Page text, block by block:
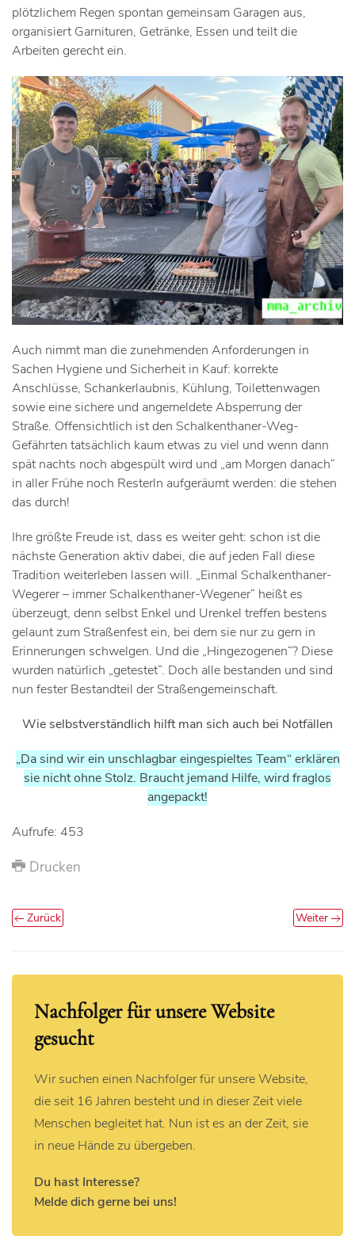
plötzlichem Regen spontan gemeinsam Garagen aus,
organisiert Garnituren, Getränke, Essen und teilt die
Arbeiten gerecht ein.
Auch nimmt man die zunehmenden Anforderungen in
Sachen Hygiene und Sicherheit in Kauf: korrekte
Anschlüsse, Schankerlaubnis, Kühlung, Toilettenwagen
sowie eine sichere und angemeldete Absperrung der
Straße. Offensichtlich ist den Schalkenthaner-Weg-
Gefährten tatsächlich kaum etwas zu viel und wenn dann
spät nachts noch abgespült wird und „am Morgen danach“
in aller Frühe noch Resterln aufgeräumt werden: die stehen
das durch!
Ihre größte Freude ist, dass es weiter geht: schon ist die
nächste Generation aktiv dabei, die auf jeden Fall diese
Tradition weiterleben lassen will. „Einmal Schalkenthaner-
Wegerer – immer Schalkenthaner-Wegener“ heißt es
überzeugt, denn selbst Enkel und Urenkel treffen bestens
gelaunt zum Straßenfest ein, bei dem sie nur zu gern in
Erinnerungen schwelgen. Und die „Hingezogenen“? Diese
wurden natürlich „getestet“. Doch alle bestanden und sind
nun fester Bestandteil der Straßengemeinschaft.
Wie selbstverständlich hilft man sich auch bei Notfällen
„Da sind wir ein unschlagbar eingespieltes Team“ erklären
sie nicht ohne Stolz. Braucht jemand Hilfe, wird fraglos
angepackt!
Aufrufe: 453
Drucken
Zurück Weiter
Nachfolger für unsere Website
gesucht
Wir suchen einen Nachfolger für unsere Website,
die seit 16 Jahren besteht und in dieser Zeit viele
Menschen begleitet hat. Nun ist es an der Zeit, sie
in neue Hände zu übergeben.
Du hast Interesse?
Melde dich gerne bei uns!